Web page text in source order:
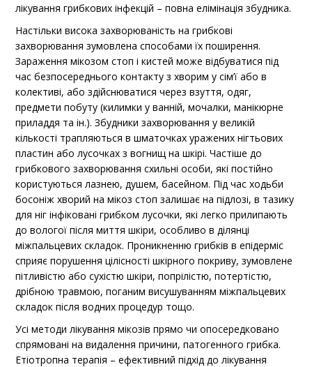
лікування грибкових інфекцій – повна елімінація збудника.
Настільки висока захворюваність на грибкові
захворювання зумовлена способами їх поширення.
Зараження мікозом стоп і кистей може відбуватися під
час безпосереднього контакту з хворим у сім’ї або в
колективі, або здійснюватися через взуття, одяг,
предмети побуту (килимки у ванній, мочалки, манікюрне
приладдя та ін.). Збудники захворювання у великій
кількості трапляються в шматочках уражених нігтьових
пластин або лусочках з вогнищ на шкірі. Частіше до
грибкового захворювання схильні особи, які постійно
користуються лазнею, душем, басейном. Під час ходьби
босоніж хворий на мікоз стоп залишає на підлозі, в тазику
для ніг інфіковані грибком лусочки, які легко прилипають
до вологої після миття шкіри, особливо в ділянці
міжпальцевих складок. Проникненню грибків в епідерміс
сприяє порушення цілісності шкірного покриву, зумовлене
пітливістю або сухістю шкіри, попрілістю, потертістю,
дрібною травмою, поганим висушуванням міжпальцевих
складок після водних процедур тощо.
Усі методи лікування мікозів прямо чи опосередковано
спрямовані на видалення причини, патогенного грибка.
Етіотропна терапія – ефективний підхід до лікування